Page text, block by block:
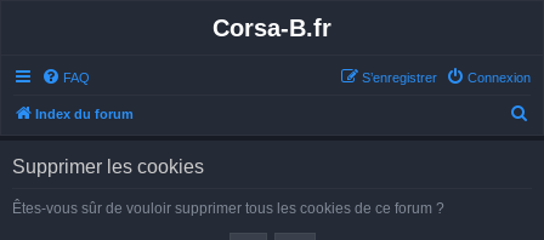
Corsa-B.fr
FAQ Connexion
S’enregistrer
Index du forum
Supprimer les cookies
Êtes-vous sûr de vouloir supprimer tous les cookies de ce forum ?